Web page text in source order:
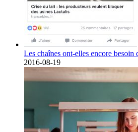
Les chaînes ont-elles encore besoin
2016-08-19